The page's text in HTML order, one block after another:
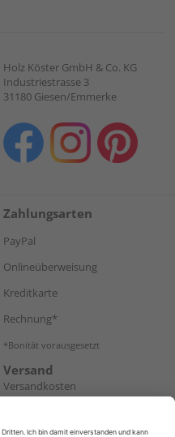
Holz Köster GmbH & Co. KG
Industriestrasse 3
31180 Giesen/Emmerke
Zahlungsarten
PayPal
Onlineüberweisung
Kreditkarte
Rechnung*
*Bonität vorausgesetzt
Versand
Versandkosten